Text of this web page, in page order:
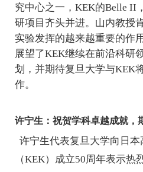
究中心之一， KEK的Belle II ，
研项目齐头并进。山内教授
实验发挥的越来越重要的作
展望了KEK继续在前沿科研
划，并期待复旦大学与KEK
作。
许宁生：祝贺学科卓越成就，
许宁生代表复旦大学向日
（KEK） 成立50周年表示热